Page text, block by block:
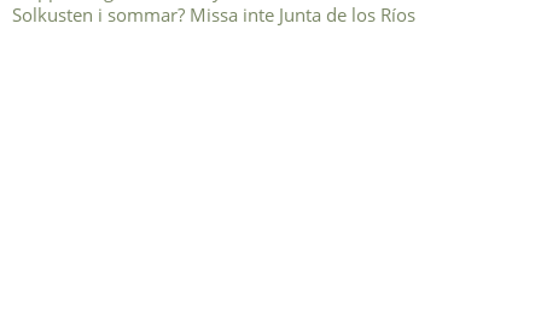
Solkusten i sommar? Missa inte Junta de los Ríos